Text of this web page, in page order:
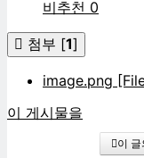
비추천 0
첨부 [1]
image.png
이 게시물을
이